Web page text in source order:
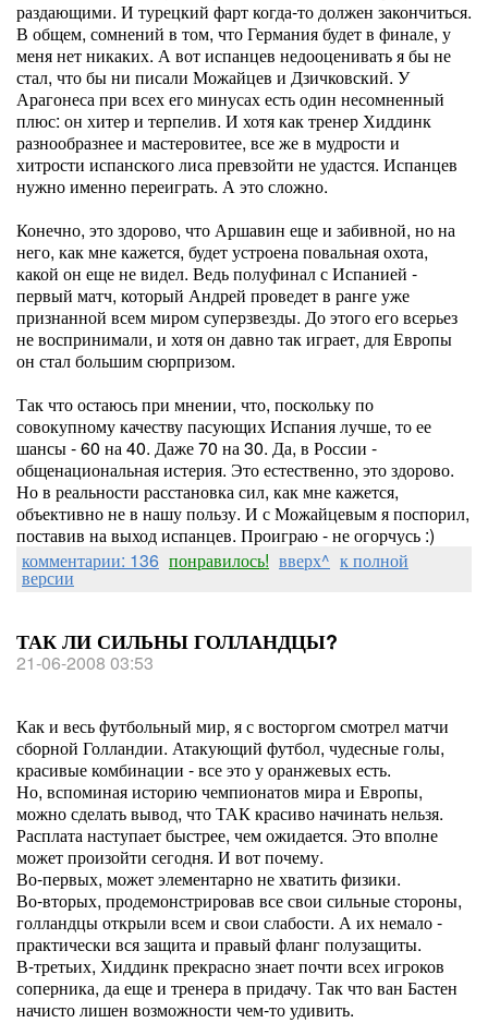
раздающими. И турецкий фарт когда-то должен закончиться.
В общем, сомнений в том, что Германия будет в финале, у
меня нет никаких. А вот испанцев недооценивать я бы не
стал, что бы ни писали Можайцев и Дзичковский. У
Арагонеса при всех его минусах есть один несомненный
плюс: он хитер и терпелив. И хотя как тренер Хиддинк
разнообразнее и мастеровитее, все же в мудрости и
хитрости испанского лиса превзойти не удастся. Испанцев
нужно именно переиграть. А это сложно.
Конечно, это здорово, что Аршавин еще и забивной, но на
него, как мне кажется, будет устроена повальная охота,
какой он еще не видел. Ведь полуфинал с Испанией -
первый матч, который Андрей проведет в ранге уже
признанной всем миром суперзвезды. До этого его всерьез
не воспринимали, и хотя он давно так играет, для Европы
он стал большим сюрпризом.
Так что остаюсь при мнении, что, поскольку по
совокупному качеству пасующих Испания лучше, то ее
шансы - 60 на 40. Даже 70 на 30. Да, в России -
общенациональная истерия. Это естественно, это здорово.
Но в реальности расстановка сил, как мне кажется,
объективно не в нашу пользу. И с Можайцевым я поспорил,
поставив на выход испанцев. Проиграю - не огорчусь :)
комментарии: 136 понравилось! вверх^ к полной
версии
ТАК ЛИ СИЛЬНЫ ГОЛЛАНДЦЫ?
21-06-2008 03:53
Как и весь футбольный мир, я с восторгом смотрел матчи
сборной Голландии. Атакующий футбол, чудесные голы,
красивые комбинации - все это у оранжевых есть.
Но, вспоминая историю чемпионатов мира и Европы,
можно сделать вывод, что ТАК красиво начинать нельзя.
Расплата наступает быстрее, чем ожидается. Это вполне
может произойти сегодня. И вот почему.
Во-первых, может элементарно не хватить физики.
Во-вторых, продемонстрировав все свои сильные стороны,
голландцы открыли всем и свои слабости. А их немало -
практически вся защита и правый фланг полузащиты.
В-третьих, Хиддинк прекрасно знает почти всех игроков
соперника, да еще и тренера в придачу. Так что ван Бастен
начисто лишен возможности чем-то удивить.